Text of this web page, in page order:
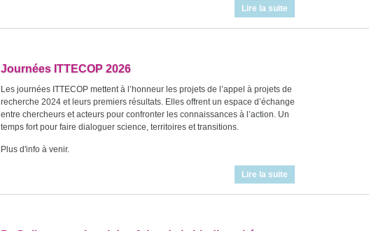
Lire la suite
Journées ITTECOP 2026
Les journées ITTECOP mettent à l’honneur les projets de l’appel à projets de
recherche 2024 et leurs premiers résultats. Elles offrent un espace d’échange
entre chercheurs et acteurs pour confronter les connaissances à l’action. Un
temps fort pour faire dialoguer science, territoires et transitions.
Plus d'info à venir.
Lire la suite